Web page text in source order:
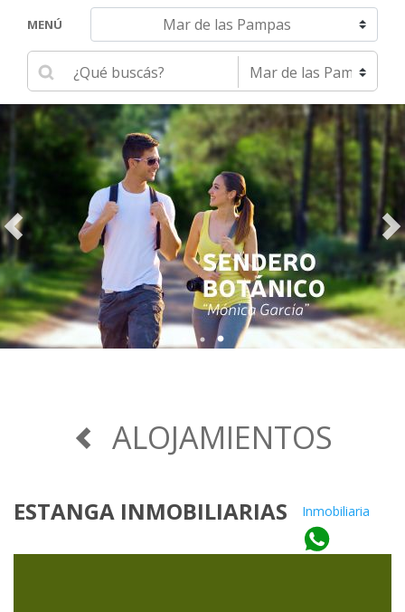
MENÚ Navegar hacia otra localidad
Ingrese su búsqueda Seleccione una localidad
ALOJAMIENTOS
ESTANGA INMOBILIARIAS Inmobiliaria